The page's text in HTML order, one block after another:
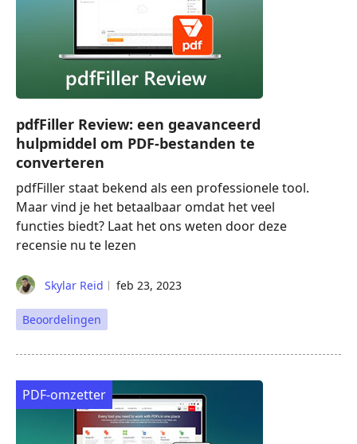
pdfFiller Review: een geavanceerd
hulpmiddel om PDF-bestanden te
converteren
pdfFiller staat bekend als een professionele tool.
Maar vind je het betaalbaar omdat het veel
functies biedt? Laat het ons weten door deze
recensie nu te lezen
Skylar Reid feb 23, 2023
Beoordelingen
PDF-omzetter